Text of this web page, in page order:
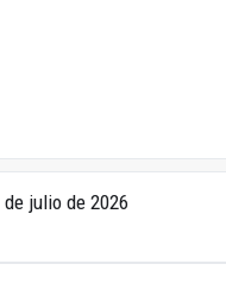
julio de 2026